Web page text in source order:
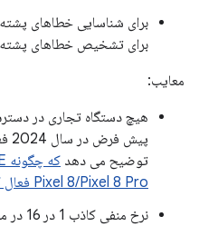
برای شناسایی خطاهای پشته
برای تشخیص خطاهای پشته
معایب:
توضیح می دهد
Pixel 8/Pixel 8 Pro فعال کنید
نرخ منفی کاذب 1 در 16 در مقابل HWASan 1 در 256